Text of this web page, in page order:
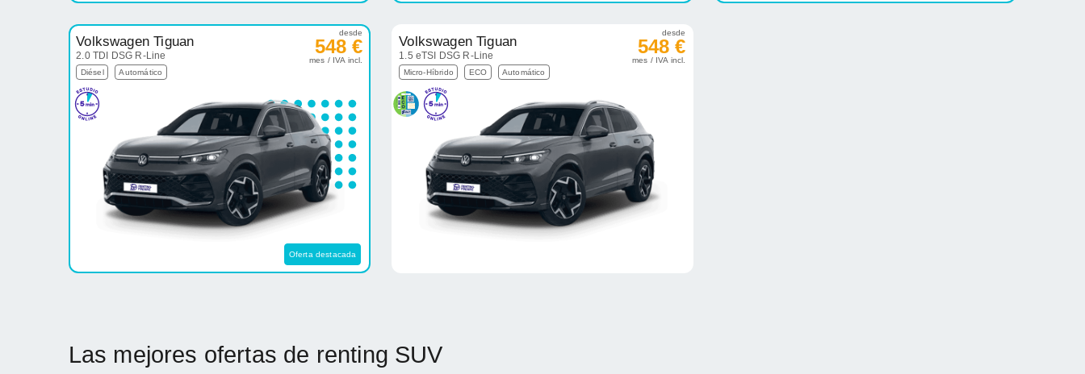
Volkswagen Tiguan
2.0 TDI DSG R-Line
Diésel Automático
desde
548 €
mes / IVA incl.
Oferta destacada
Volkswagen Tiguan
1.5 eTSI DSG R-Line
Micro-Híbrido ECO Automático
desde
548 €
mes / IVA incl.
Las mejores ofertas de renting SUV